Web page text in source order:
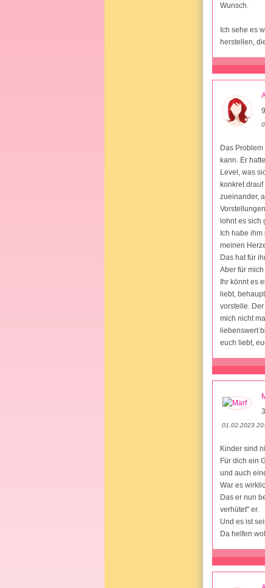
Wunsch.
Ich sehe es
herstellen,
Das
kann. Er
Level, was
konkret
zueinander,
lohnt es sich
Ich habe
meinen
Das hat für
Aber für
Ihr könnt es
liebt,
vorstelle.
mich nicht
liebenswert
euch liebt,
01.02.2023
Kinder sind
Für dich ein
und auch
War es
Das er nun
verhütet" er.
Und es ist
Da helfen